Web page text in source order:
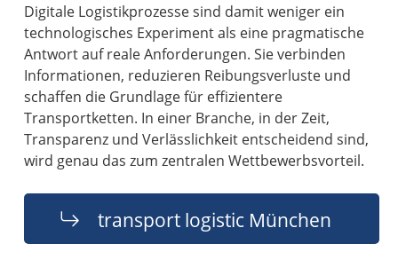
Digitale Logistikprozesse sind damit weniger ein
technologisches Experiment als eine pragmatische
Antwort auf reale Anforderungen. Sie verbinden
Informationen, reduzieren Reibungsverluste und
schaffen die Grundlage für effizientere
Transportketten. In einer Branche, in der Zeit,
Transparenz und Verlässlichkeit entscheidend sind,
wird genau das zum zentralen Wettbewerbsvorteil.
transport logistic München